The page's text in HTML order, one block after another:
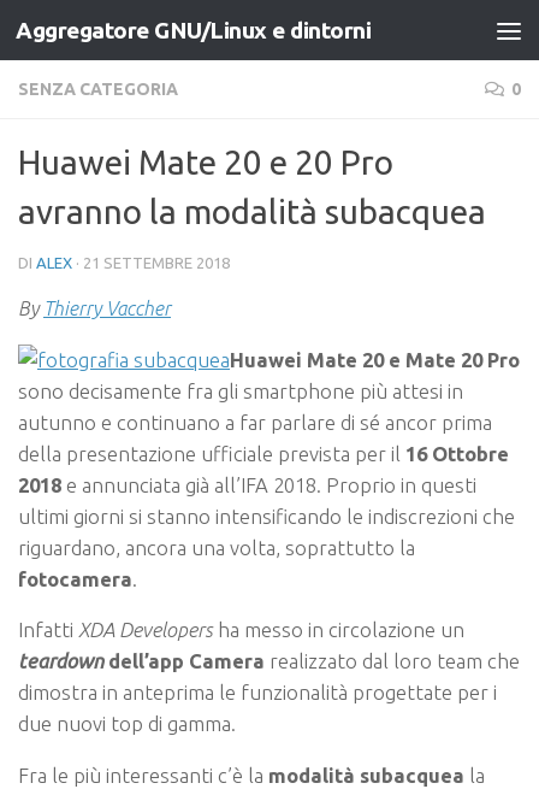
Salta al contenuto
Aggregatore GNU/Linux e dintorni
SENZA CATEGORIA 0
Huawei Mate 20 e 20 Pro
avranno la modalità subacquea
DI ALEX · 21 SETTEMBRE 2018
By Thierry Vaccher
Huawei Mate 20 e Mate 20 Pro
sono decisamente fra gli smartphone più attesi in
autunno e continuano a far parlare di sé ancor prima
della presentazione ufficiale prevista per il 16 Ottobre
2018 e annunciata già all’IFA 2018. Proprio in questi
ultimi giorni si stanno intensificando le indiscrezioni che
riguardano, ancora una volta, soprattutto la
fotocamera
Infatti XDA Developers ha messo in circolazione un
teardowndell’app Camera realizzato dal loro team che
dimostra in anteprima le funzionalità progettate per i
due nuovi top di gamma.
Fra le più interessanti c’è la modalità subacquea la